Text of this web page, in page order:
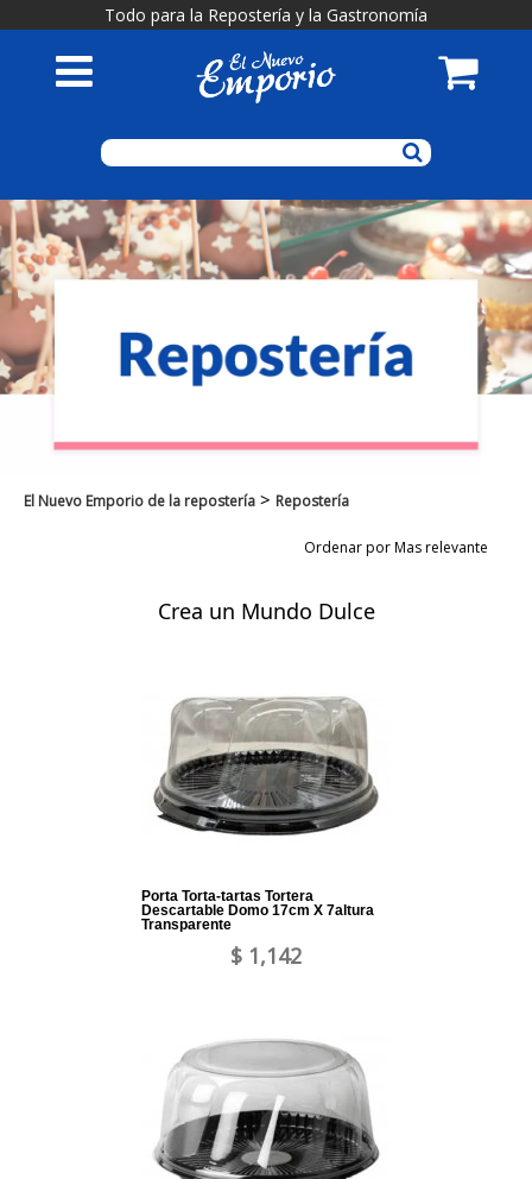
Todo para la Repostería y la Gastronomía
El Nuevo Emporio de la repostería > Repostería
Ordenar por Mas relevante
Crea un Mundo Dulce
Porta Torta-tartas Tortera
Descartable Domo 17cm X 7altura
Transparente
$ 1,142